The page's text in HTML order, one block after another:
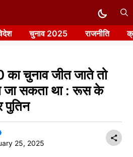
चुनाव 2025 राजनीति
चुनाव जीत जाते तो
जा सकता था : रूस के
पुतिन
25, 2025